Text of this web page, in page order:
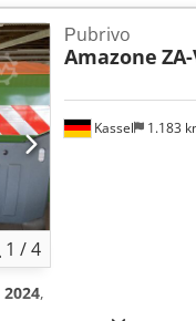
1 /4
Kassel 1.183
Рubrivo
Amazone
2024,